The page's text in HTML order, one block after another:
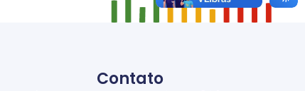
Contato